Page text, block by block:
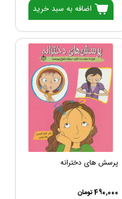
اضافه به سبد خرید
پرسش های دخترانه
490,000 تومان